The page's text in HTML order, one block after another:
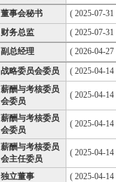
董事会秘书
( 2025-07-
财务总监
( 2025-07-
副总经理 ( 2026-04-
战略委员会委员
( 2025-04-
薪酬与考核委员
会委员
( 2025-04-
薪酬与考核委员
会委员
( 2025-04-
薪酬与考核委员
会主任委员
( 2025-04-
独立董事
( 2025-04-